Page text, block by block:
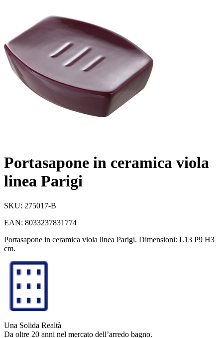
Portasapone in ceramica viola
linea Parigi
SKU: 275017-B
EAN: 8033237831774
Portasapone in ceramica viola linea Parigi. Dimensioni: L13 P9 H3
cm.
Una Solida Realtà
Da oltre 20 anni nel mercato dell’arredo bagno.